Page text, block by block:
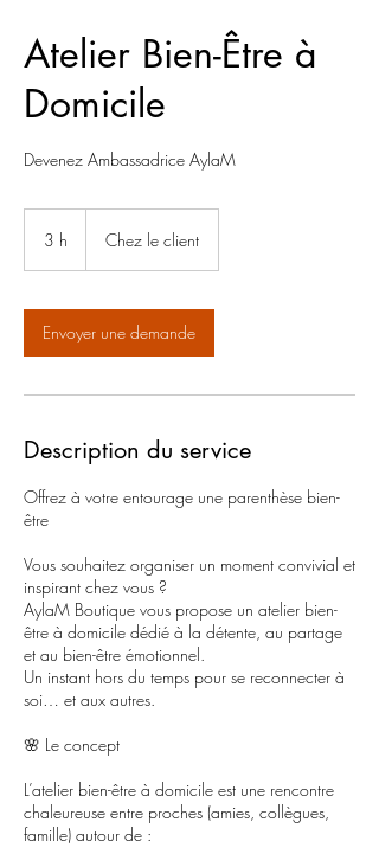
Atelier Bien-Être à
Domicile
Devenez Ambassadrice AylaM
3 h Chez le client
Envoyer une demande
Description du service
Offrez à votre entourage une parenthèse bien-
être
Vous souhaitez organiser un moment convivial et
inspirant chez vous ?
AylaM Boutique vous propose un atelier bien-
être à domicile dédié à la détente, au partage
et au bien-être émotionnel.
Un instant hors du temps pour se reconnecter à
soi… et aux autres.
🌸 Le concept
L’atelier bien-être à domicile est une rencontre
chaleureuse entre proches (amies, collègues,
famille) autour de :